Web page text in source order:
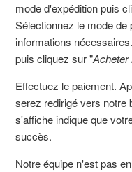
mode d'expédition puis
Sélectionnez le mode
informations
puis cliquez sur "Acheter
Effectuez le paiement.
serez redirigé vers notre
s'affiche indique que
succès.
Notre équipe n'est pas